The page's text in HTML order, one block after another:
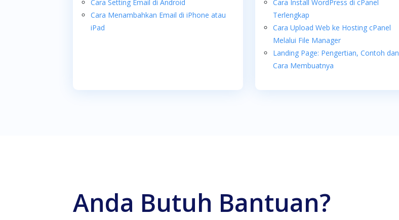
Cara Setting Email di Android
Cara Menambahkan Email di iPhone atau
iPad
Cara Install WordPress di cPanel
Terlengkap
Cara Upload Web ke Hosting cPanel
Melalui File Manager
Landing Page: Pengertian, Contoh dan
Cara Membuatnya
Anda Butuh Bantuan?